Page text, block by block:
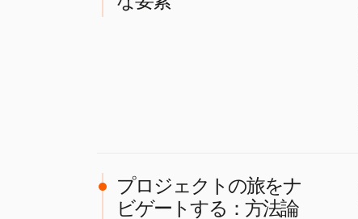
プロジェクトの旅をナ
ビゲートする：方法論